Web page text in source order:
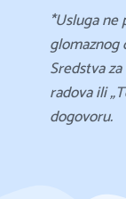
*Usluga
glomaznog
Sredstva
radova ili
dogovoru.